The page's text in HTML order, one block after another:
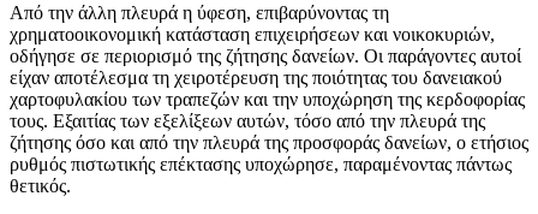
Από την άλλη πλευρά η ύφεση, επιβαρύνοντας τη
χρηματοοικονομική κατάσταση επιχειρήσεων και νοικοκυριών,
οδήγησε σε περιορισμό της ζήτησης δανείων. Οι παράγοντες αυτοί
είχαν αποτέλεσμα τη χειροτέρευση της ποιότητας του δανειακού
χαρτοφυλακίου των τραπεζών και την υποχώρηση της κερδοφορίας
τους. Εξαιτίας των εξελίξεων αυτών, τόσο από την πλευρά της
ζήτησης όσο και από την πλευρά της προσφοράς δανείων, ο ετήσιος
ρυθμός πιστωτικής επέκτασης υποχώρησε, παραμένοντας πάντως
θετικός.